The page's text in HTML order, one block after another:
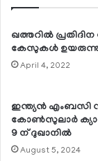
ഖത്തറില്‍
കേസുകള്‍
April 4, 2022
ഇന്ത്യന്‍ എംബസി
കോണ്‍സുലാര്‍
9 ന് ദുഖാനില്‍
August 5, 2024